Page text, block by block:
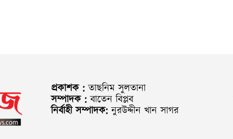
প্রকাশক : তাছনিম সুলতানা
সম্পাদক : বাতেন বিপ্লব
নির্বাহী সম্পাদক: নুরউদ্দীন খান সাগর